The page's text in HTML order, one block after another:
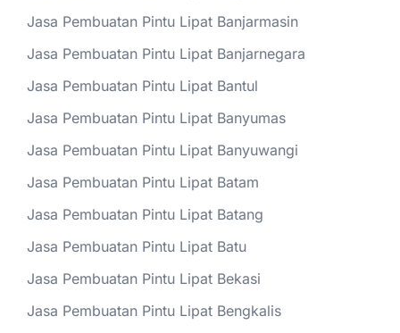
Jasa Pembuatan Pintu Lipat Banjarmasin
Jasa Pembuatan Pintu Lipat Banjarnegara
Jasa Pembuatan Pintu Lipat Bantul
Jasa Pembuatan Pintu Lipat Banyumas
Jasa Pembuatan Pintu Lipat Banyuwangi
Jasa Pembuatan Pintu Lipat Batam
Jasa Pembuatan Pintu Lipat Batang
Jasa Pembuatan Pintu Lipat Batu
Jasa Pembuatan Pintu Lipat Bekasi
Jasa Pembuatan Pintu Lipat Bengkalis